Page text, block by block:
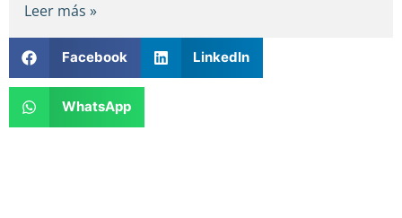
Leer más »
Facebook LinkedIn
WhatsApp